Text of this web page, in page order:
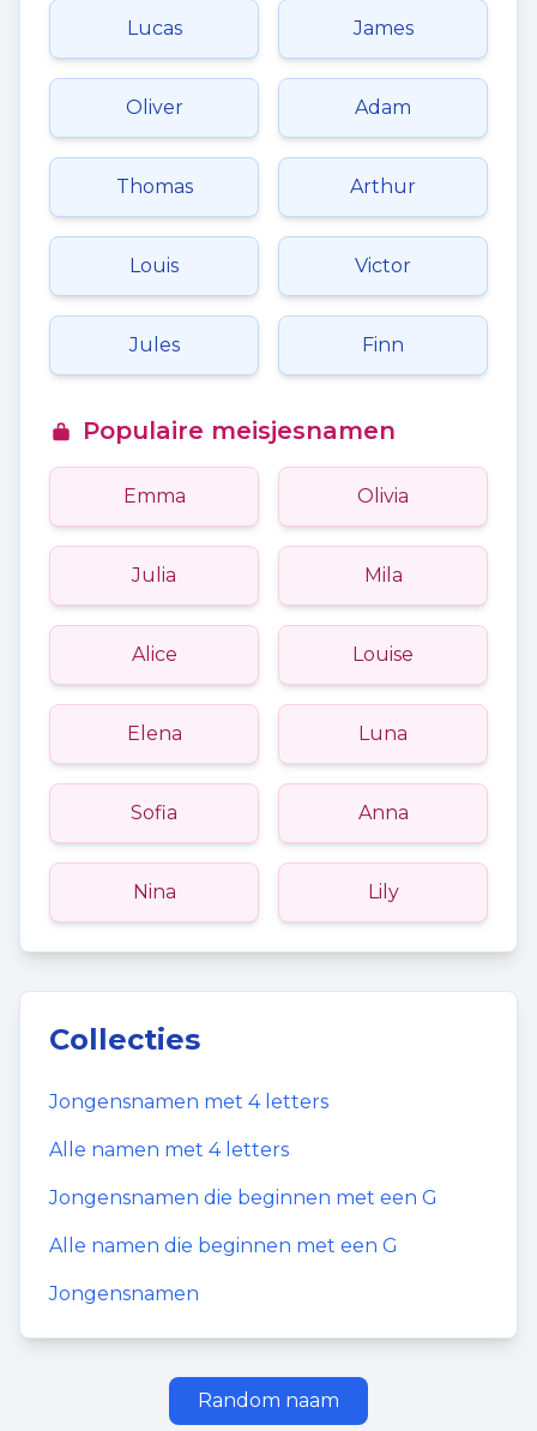
Lucas James
Oliver Adam
Thomas Arthur
Louis Victor
Jules Finn
Populaire meisjesnamen
Emma Olivia
Julia Mila
Alice Louise
Elena Luna
Sofia Anna
Nina Lily
Collecties
Jongensnamen met 4letters
Alle namen met 4letters
Jongensnamen die beginnen met een G
Alle namen die beginnen met een G
Jongensnamen
Random naam